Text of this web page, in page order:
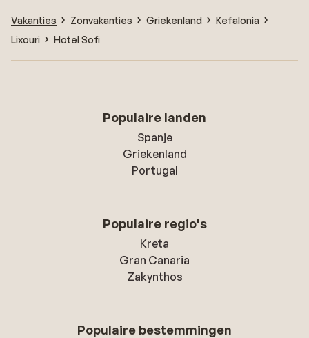
Vakanties Zonvakanties Griekenland
Kefalonia
Lixouri
Hotel Sofi
Populaire landen
Spanje
Griekenland
Portugal
Populaire regio's
Kreta
Gran Canaria
Zakynthos
Populaire bestemmingen